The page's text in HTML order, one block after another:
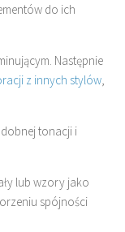
do ich
Następnie
z innych stylów
tonacji i
lub wzory jako
spójności